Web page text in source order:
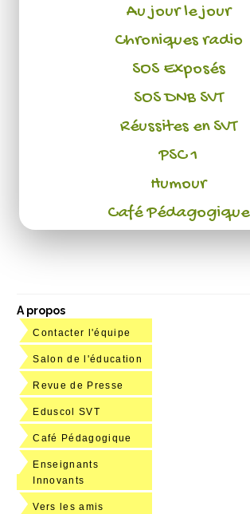
Au jour le jour
Chroniques radio
SOS Exposés
SOS DNB SVT
Réussites en SVT
PSC 1
Humour
Café Pédagogique
A propos
Contacter l'équipe
Salon de l'éducation
Revue de Presse
Eduscol SVT
Café Pédagogique
Enseignants
Innovants
Vers les amis